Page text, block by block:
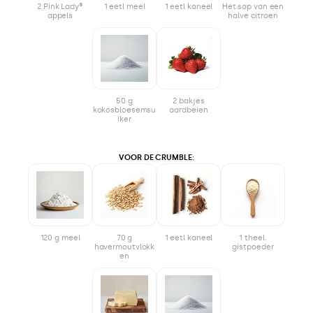
2 Pink Lady®
appels
1 eetl meel 1 eetl kaneel
Het sap van een
halve citroen
50 g
kokosbloesemsu
iker
2 bakjes
aardbeien
VOOR DE CRUMBLE:
120 g meel
70 g
havermoutvlokk
en
1 eetl kaneel
1 theel.
gistpoeder